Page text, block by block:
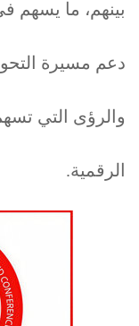
بينهم، ما يسهم
دعم مسيرة
والرؤى التي
الرقمية.